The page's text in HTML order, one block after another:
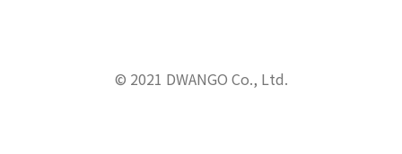
© 2021 DWANGO Co., Ltd.